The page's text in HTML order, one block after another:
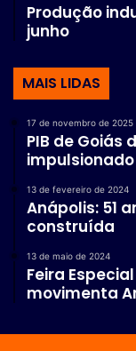
Produção
junho
MAIS LIDAS
17 de novembro de 2025
PIB de Goiás
13 de fevereiro de 2024
Anápolis: 51
construída
13 de maio de 2024
Feira
movimenta